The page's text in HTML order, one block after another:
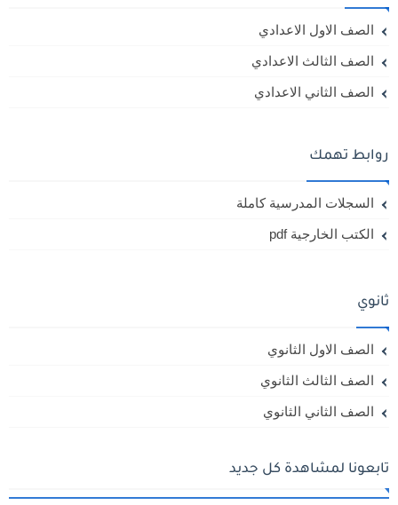
الصف الاول الاعدادي
الصف الثالث الاعدادي
الصف الثاني الاعدادي
روابط تهمك
السجلات المدرسية كاملة
الكتب الخارجية pdf
ثانوي
الصف الاول الثانوي
الصف الثالث الثانوي
الصف الثاني الثانوي
تابعونا لمشاهدة كل جديد